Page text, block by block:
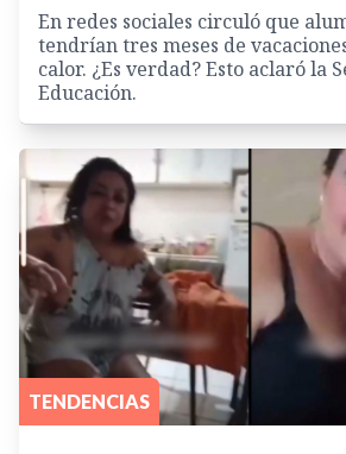
En redes sociales circuló que
tendrían tres meses de
calor. ¿Es verdad? Esto aclaró la
Educación.
TENDENCIAS